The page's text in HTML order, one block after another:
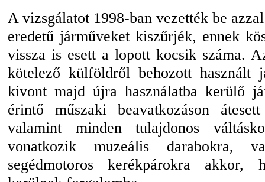
A vizsgálatot 1998-ban vezették be
eredetű járműveket kiszűrjék, ennek
vissza is esett a lopott kocsik száma.
kötelező külföldről behozott használt
kivont majd újra használatba kerülő
érintő műszaki beavatkozáson
valamint minden tulajdonos
vonatkozik muzeális darabokra,
segédmotoros kerékpárokra akkor,